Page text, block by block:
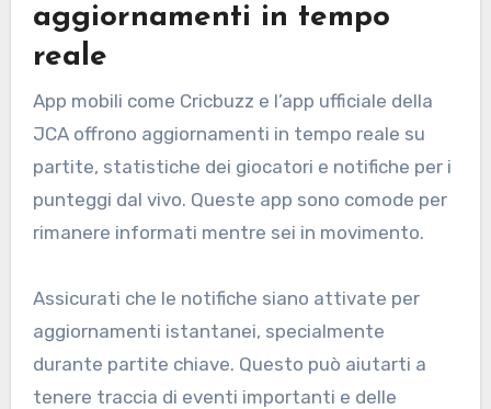
aggiornamenti in tempo
reale
App mobili come Cricbuzz e l’app ufficiale della
JCA offrono aggiornamenti in tempo reale su
partite, statistiche dei giocatori e notifiche per i
punteggi dal vivo. Queste app sono comode per
rimanere informati mentre sei in movimento.
Assicurati che le notifiche siano attivate per
aggiornamenti istantanei, specialmente
durante partite chiave. Questo può aiutarti a
tenere traccia di eventi importanti e delle